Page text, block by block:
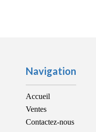
Navigation
Accueil
Ventes
Contactez-nous